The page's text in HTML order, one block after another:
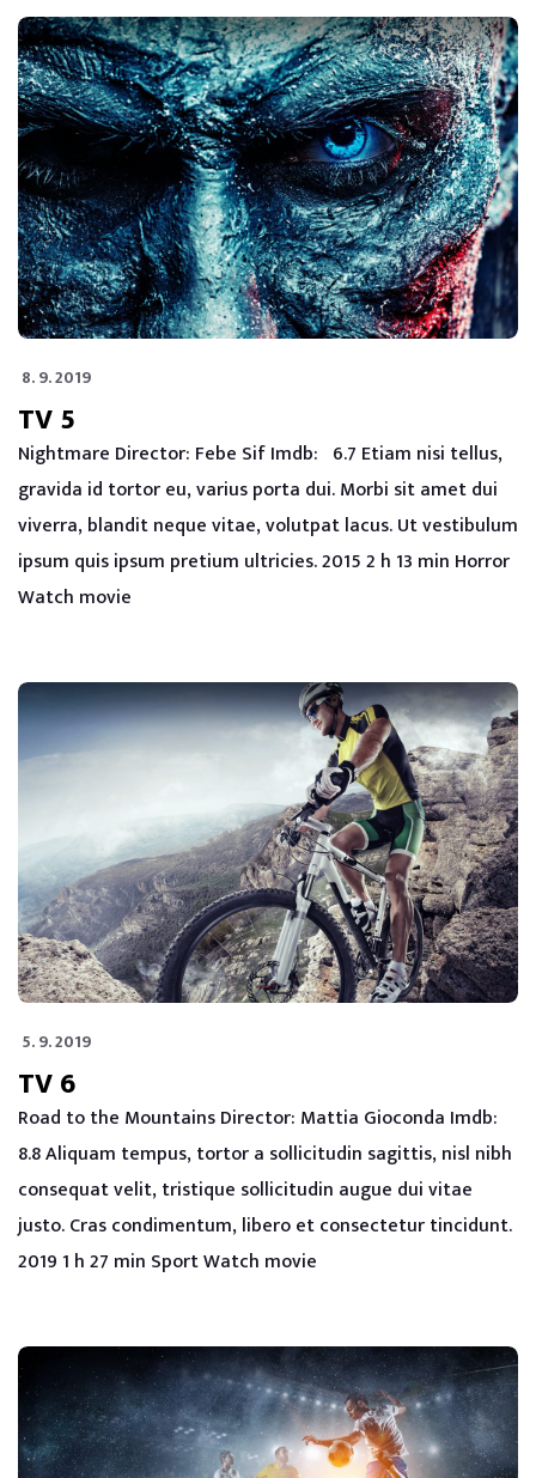
8. 9. 2019
TV 5
Nightmare Director: Febe Sif Imdb: 6.7 Etiam nisi tellus,
gravida id tortor eu, varius porta dui. Morbi sit amet dui
viverra, blandit neque vitae, volutpat lacus. Ut vestibulum
ipsum quis ipsum pretium ultricies. 2015 2 h 13 min Horror
Watch movie
5. 9. 2019
TV 6
Road to the Mountains Director: Mattia Gioconda Imdb:
8.8 Aliquam tempus, tortor a sollicitudin sagittis, nisl nibh
consequat velit, tristique sollicitudin augue dui vitae
justo. Cras condimentum, libero et consectetur tincidunt.
2019 1 h 27 min Sport Watch movie